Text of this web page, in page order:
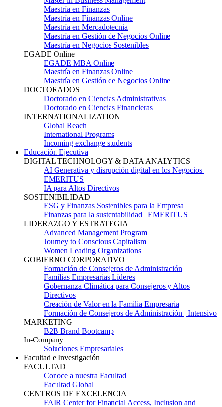
Maestría en Finanzas
Maestría en Finanzas Online
Maestría en Mercadotecnia
Maestría en Gestión de Negocios Online
Maestría en Negocios Sostenibles
EGADE Online
EGADE MBA Online
Maestría en Finanzas Online
Maestría en Gestión de Negocios Online
DOCTORADOS
Doctorado en Ciencias Administrativas
Doctorado en Ciencias Financieras
INTERNATIONALIZATION
Global Reach
International Programs
Incoming exchange students
Educación Ejecutiva
DIGITAL TECHNOLOGY & DATA ANALYTICS
AI Generativa y disrupción digital en los Negocios |
EMERITUS
IA para Altos Directivos
SOSTENIBILIDAD
ESG y Finanzas Sostenibles para la Empresa
Finanzas para la sustentabilidad | EMERITUS
LIDERAZGO Y ESTRATEGIA
Advanced Management Program
Journey to Conscious Capitalism
Women Leading Organizations
GOBIERNO CORPORATIVO
Formación de Consejeros de Administración
Familias Empresarias Líderes
Gobernanza Climática para Consejeros y Altos
Directivos
Creación de Valor en la Familia Empresaria
Formación de Consejeros de Administración | Intensivo
MARKETING
B2B Brand Bootcamp
In-Company
Soluciones Empresariales
Facultad e Investigación
FACULTAD
Conoce a nuestra Facultad
Facultad Global
CENTROS DE EXCELENCIA
FAIR Center for Financial Access, Inclusion and